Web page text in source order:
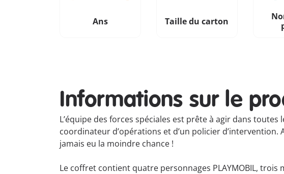
Ans Taille du carton
Informations sur le
L’équipe des forces spéciales est prête à agir dans
coordinateur d’opérations et d’un policier d’intervention.
jamais eu la moindre chance !
Le coffret contient quatre personnages PLAYMOBIL,